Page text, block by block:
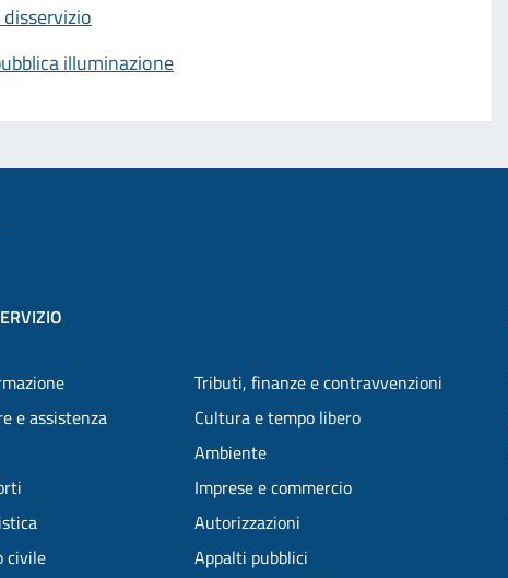
disservizio
illuminazione
e assistenza
civile
Tributi, finanze e contravvenzioni
Cultura e tempo libero
Ambiente
Imprese e commercio
Autorizzazioni
Appalti pubblici